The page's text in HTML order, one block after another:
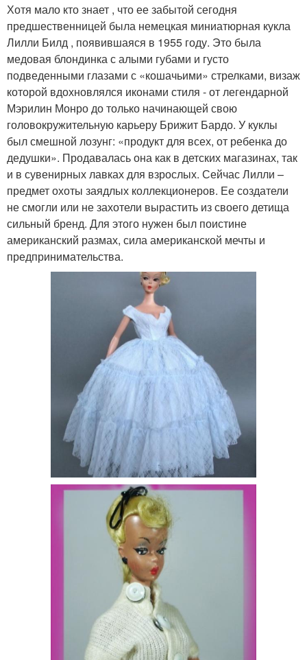
Хотя мало кто знает , что ее забытой сегодня
предшественницей была немецкая миниатюрная кукла
Лилли Билд , появившаяся в 1955 году. Это была
медовая блондинка с алыми губами и густо
подведенными глазами с «кошачьими» стрелками, визаж
которой вдохновлялся иконами стиля - от легендарной
Мэрилин Монро до только начинающей свою
головокружительную карьеру Брижит Бардо. У куклы
был смешной лозунг: «продукт для всех, от ребенка до
дедушки». Продавалась она как в детских магазинах, так
и в сувенирных лавках для взрослых. Сейчас Лилли –
предмет охоты заядлых коллекционеров. Ее создатели
не смогли или не захотели вырастить из своего детища
сильный бренд. Для этого нужен был поистине
американский размах, сила американской мечты и
предпринимательства.